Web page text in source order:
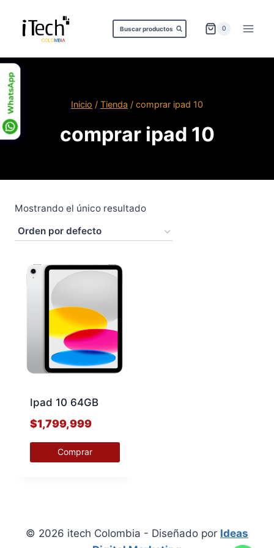
contenido
Buscar productos 0
Inicio / Tienda / comprar ipad 10
comprar ipad 10
Mostrando el único resultado
Ipad 10 64GB
$1,799,999
Comprar
variantes.
© 2026 itech Colombia - Diseñado por Ideas